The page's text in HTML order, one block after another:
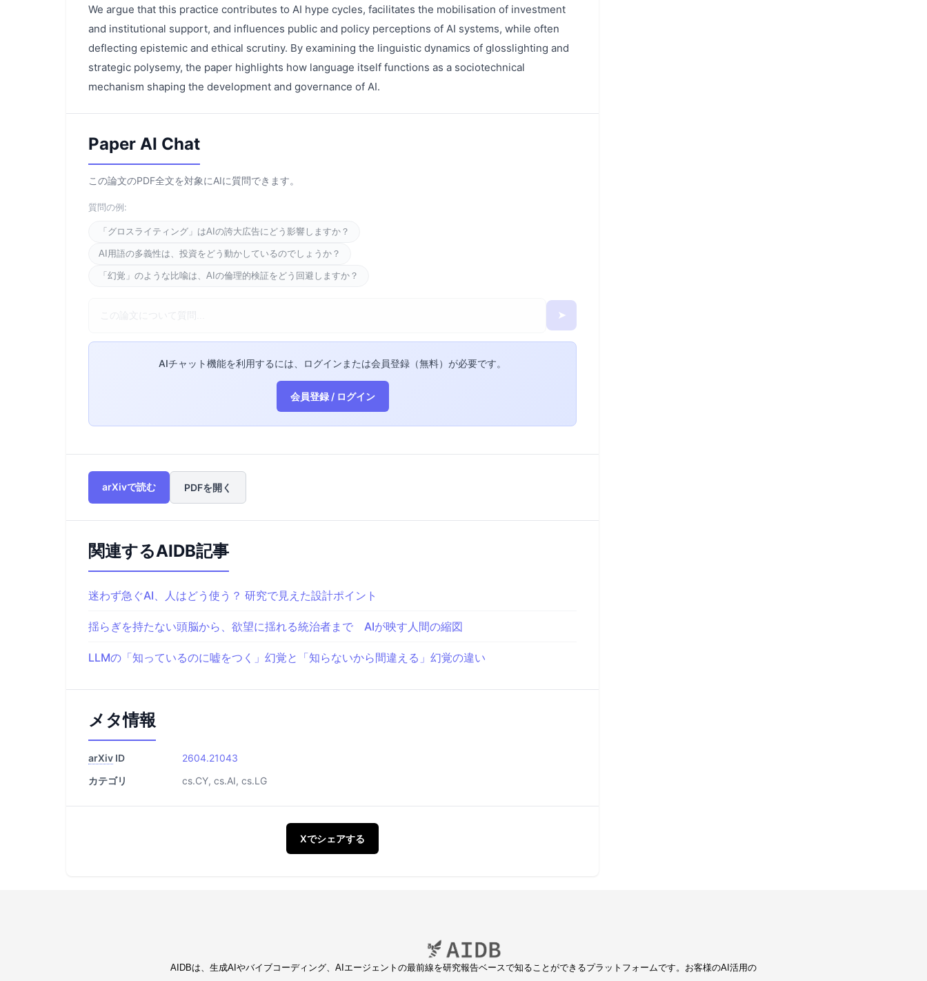
We argue that this practice contributes to AI hype cycles, facilitates the mobilisation of investment
and institutional support, and influences public and policy perceptions of AI systems, while often
deflecting epistemic and ethical scrutiny. By examining the linguistic dynamics of glosslighting and
strategic polysemy, the paper highlights how language itself functions as a sociotechnical
mechanism shaping the development and governance of AI.
Paper AI Chat
この論文のPDF全文を対象にAIに質問できます。
質問の例:
「グロスライティング」はAIの誇大広告にどう影響しますか？
AI用語の多義性は、投資をどう動かしているのでしょうか？
「幻覚」のような比喩は、AIの倫理的検証をどう回避しますか？
➤
AIチャット機能を利用するには、ログインまたは会員登録（無料）が必要です。
会員登録 / ログイン
arXivで読む PDFを開く
関連するAIDB記事
迷わず急ぐAI、人はどう使う？ 研究で見えた設計ポイント
揺らぎを持たない頭脳から、欲望に揺れる統治者まで AIが映す人間の縮図
LLMの「知っているのに嘘をつく」幻覚と「知らないから間違える」幻覚の違い
メタ情報
arXiv ID
2604.21043
カテゴリ
cs.CY, cs.AI, cs.LG
Xでシェアする
AIDBは、生成AIやバイブコーディング、AIエージェントの最前線を研究報告ベースで知ることができるプラットフォームです。お客様のAI活用の